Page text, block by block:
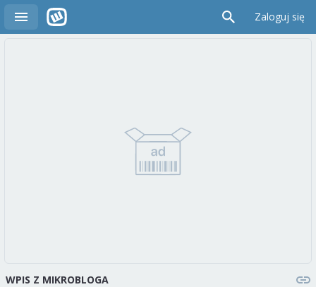
Zaloguj się
WPIS Z MIKROBLOGA